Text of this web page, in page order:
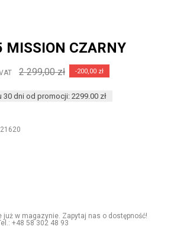
MISSION CZARNY
2 299,00 zł -200,00 zł
dni od promocji: 2299.00 zł
już w magazynie. Zapytaj nas o dostępność!
+48 58 302 48 93